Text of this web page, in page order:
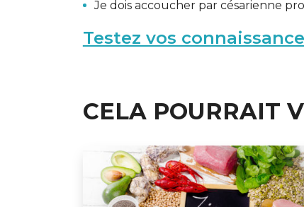
Je dois accoucher par césarienne
Testez vos
CELA POURRAIT